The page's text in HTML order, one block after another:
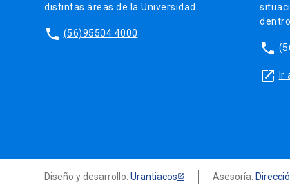
distintas áreas de la Universidad.
phone (56)95504 4000
phone
launch Ir
Diseño y desarrollo: Urantiacos Asesoría: